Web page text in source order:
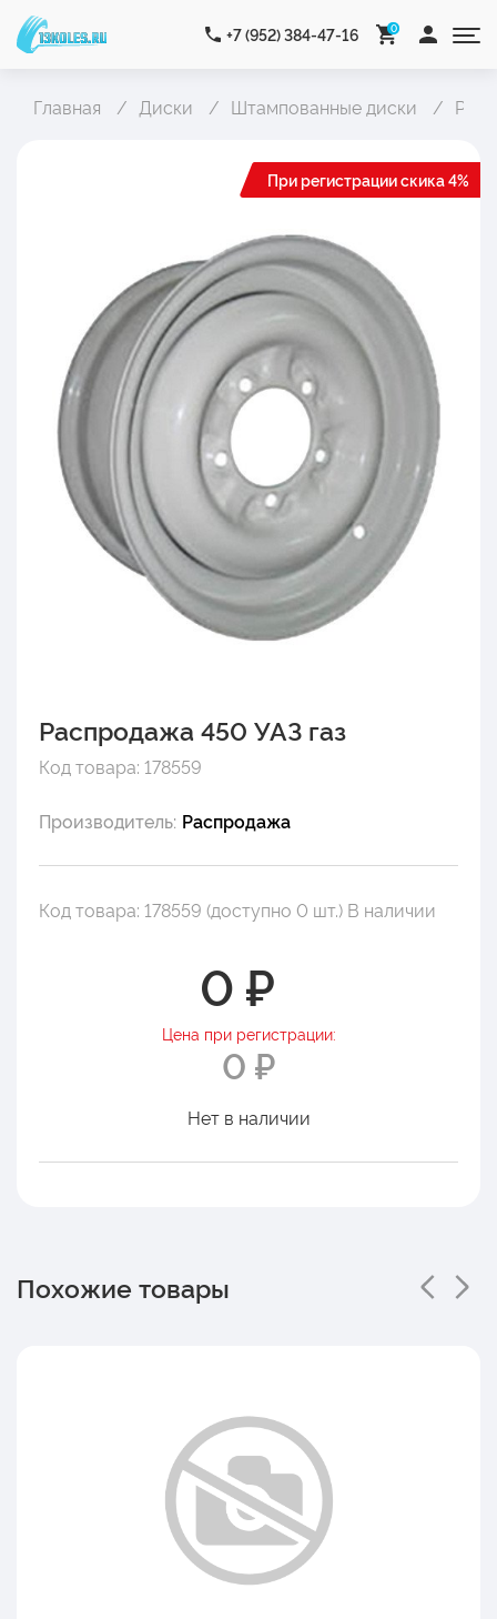
+7 (952) 384-47-16 0
Главная Диски Штампованные диски
Распродажа 450 УАЗ газ
Код товара: 178559
Производитель: Распродажа
Код товара: 178559 (доступно 0 шт.) В наличии
0 ₽
Цена при регистрации:
0 ₽
Нет в наличии
При регистрации скика 4%
Похожие товары